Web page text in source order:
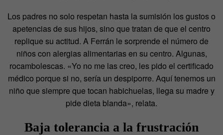
Los padres no solo respetan hasta la sumisión los gustos o
apetencias de sus hijos, sino que tratan de que el centro
replique su actitud. A Ferrán le sorprende el número de
niños con alergias alimentarias en su centro. Algunas,
rocambolescas. «Yo no me las creo, les pido el certificado
médico porque si no, sería un despiporre. Aquí tenemos un
niño que siempre que tocan habichuelas, llega su madre y
pide dieta blanda», relata.
Baja tolerancia a la frustración